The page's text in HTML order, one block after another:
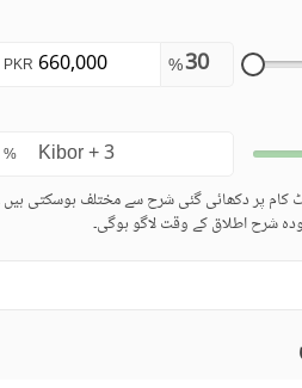
%
PKR
%
کام پر دکھائی گئی شرح سے مختلف ہوسکتی ہیں
شرح اطلاق کے وقت لاگو ہوگی۔